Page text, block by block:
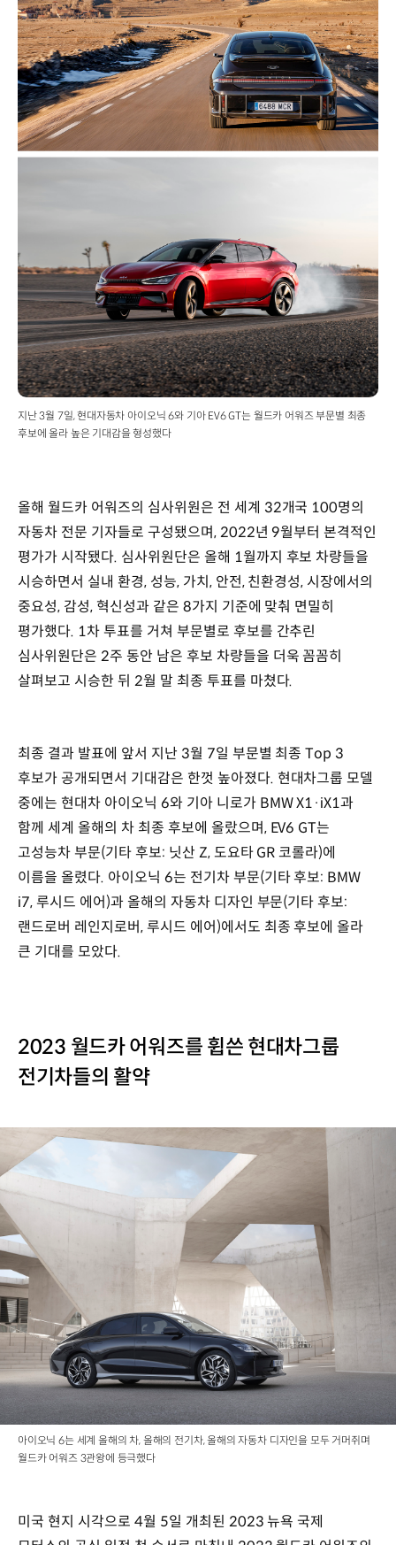
지난 3월 7일, 현대자동차 아이오닉 6와 기아 EV6 GT는 월드카 어워즈 부문별 최종
후보에 올라 높은 기대감을 형성했다
올해 월드카 어워즈의 심사위원은 전 세계 32개국 100명의
자동차 전문 기자들로 구성됐으며, 2022년 9월부터 본격적인
평가가 시작됐다. 심사위원단은 올해 1월까지 후보 차량들을
시승하면서 실내 환경, 성능, 가치, 안전, 친환경성, 시장에서의
중요성, 감성, 혁신성과 같은 8가지 기준에 맞춰 면밀히
평가했다. 1차 투표를 거쳐 부문별로 후보를 간추린
심사위원단은 2주 동안 남은 후보 차량들을 더욱 꼼꼼히
살펴보고 시승한 뒤 2월 말 최종 투표를 마쳤다.
최종 결과 발표에 앞서 지난 3월 7일 부문별 최종 Top 3
후보가 공개되면서 기대감은 한껏 높아졌다. 현대차그룹 모델
중에는 현대차 아이오닉 6와 기아 니로가 BMW X1·iX1과
함께 세계 올해의 차 최종 후보에 올랐으며, EV6 GT는
고성능차 부문(기타 후보: 닛산 Z, 도요타 GR 코롤라)에
이름을 올렸다. 아이오닉 6는 전기차 부문(기타 후보: BMW
i7, 루시드 에어)과 올해의 자동차 디자인 부문(기타 후보:
랜드로버 레인지로버, 루시드 에어)에서도 최종 후보에 올라
큰 기대를 모았다.
2023 월드카 어워즈를 휩쓴 현대차그룹
전기차들의 활약
아이오닉 6는 세계 올해의 차, 올해의 전기차, 올해의 자동차 디자인을 모두 거머쥐며
월드카 어워즈 3관왕에 등극했다
미국 현지 시각으로 4월 5일 개최된 2023 뉴욕 국제